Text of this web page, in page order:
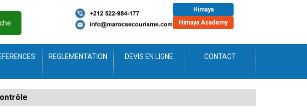
Himaya
Himaya Academy
REGLEMENTATION DEVIS EN LIGNE CONTACT